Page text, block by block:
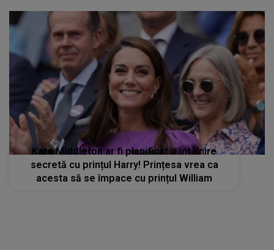
Kate Middleton ar fi planificat o întâlnire
secretă cu prințul Harry! Prințesa vrea ca
acesta să se împace cu prințul William